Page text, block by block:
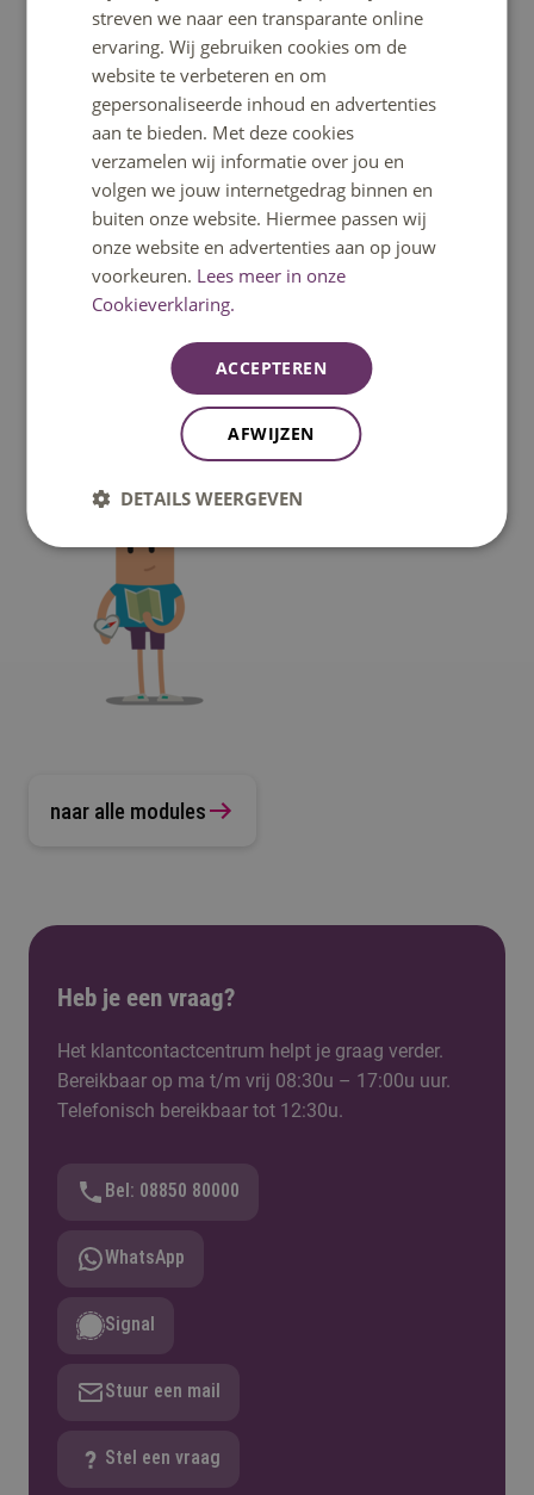
Leven naar je waarden
Deze module helpt je ontdekken wat jij belangrijk
vindt, hoe je daar keuzes in maakt en hoe je blijft
naar module Leven naar je waarden
naar alle modules
Heb je een vraag?
Het klantcontactcentrum helpt je graag verder.
Bereikbaar op ma t/m vrij 08:30u – 17:00u uur.
Telefonisch bereikbaar tot 12:30u.
Bel: 08850 80000
WhatsApp
Signal
Stuur een mail
Stel een vraag
streven we naar een transparante online
ervaring. Wij gebruiken cookies om de
website te verbeteren en om
gepersonaliseerde inhoud en advertenties
aan te bieden. Met deze cookies
verzamelen wij informatie over jou en
volgen we jouw internetgedrag binnen en
buiten onze website. Hiermee passen wij
onze website en advertenties aan op jouw
voorkeuren. Lees meer in onze
Cookieverklaring.
ACCEPTEREN
AFWIJZEN
DETAILS WEERGEVEN